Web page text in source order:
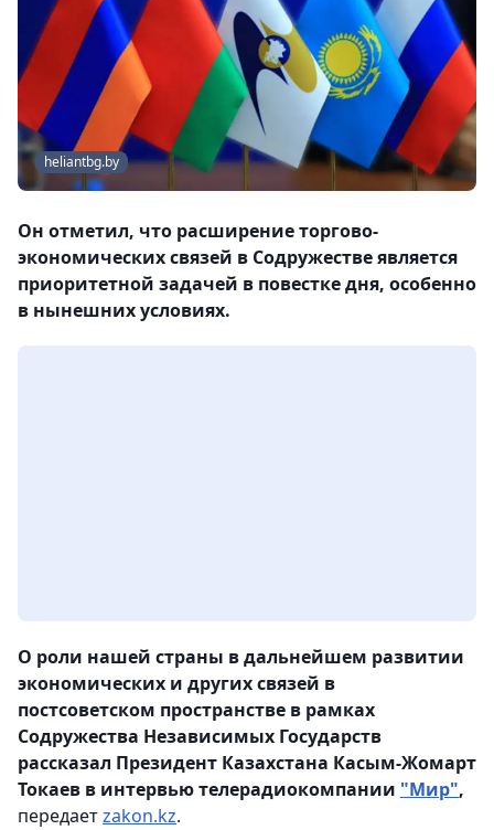
heliantbg.by
Он отметил, что расширение торгово-
экономических связей в Содружестве является
приоритетной задачей в повестке дня, особенно
в нынешних условиях.
О роли нашей страны в дальнейшем развитии
экономических и других связей в
постсоветском пространстве в рамках
Содружества Независимых Государств
рассказал Президент Казахстана Касым-Жомарт
Токаев в интервью телерадиокомпании "Мир",
передаетzakon.kz.